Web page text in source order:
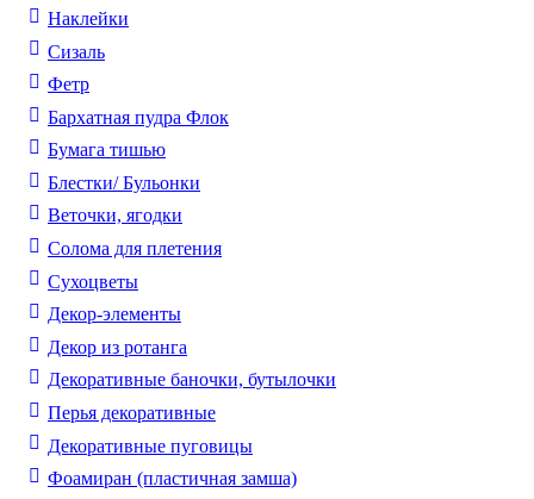
Наклейки
Сизаль
Фетр
Бархатная пудра Флок
Бумага тишью
Блестки/ Бульонки
Веточки, ягодки
Солома для плетения
Cухоцветы
Декор-элементы
Декор из ротанга
Декоративные баночки, бутылочки
Перья декоративные
Декоративные пуговицы
Фоамиран (пластичная замша)